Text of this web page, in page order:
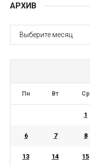
АРХИВ
АРХИВ
Пн Вт Ср
1
6 7 8
13 14 15